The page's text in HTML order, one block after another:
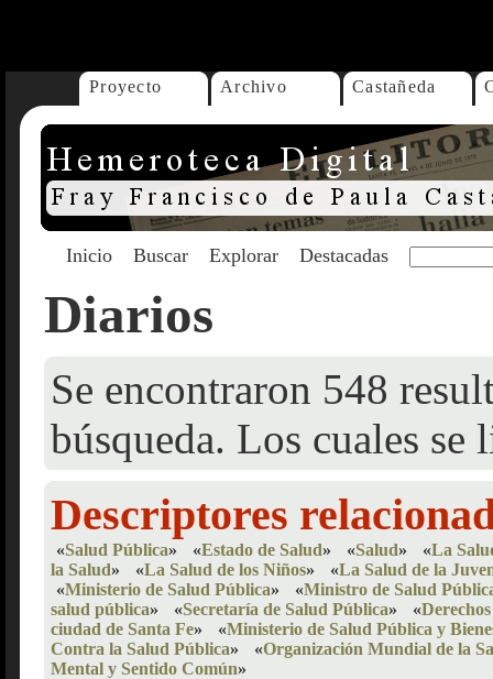
Proyecto Archivo Castañeda
Inicio Buscar Explorar Destacadas
Diarios
Se encontraron 548
búsqueda. Los cuales se
Descriptores
«Salud Pública» «Estado de Salud» «Salud» «La
la Salud» «La Salud de los Niños» «La Salud de la
«Ministerio de Salud Pública» «Ministro de Salud
salud pública» «Secretaría de Salud Pública» «
ciudad de Santa Fe» «Ministerio de Salud Pública y
Contra la Salud Pública» «Organización Mundial de la
Mental y Sentido Común»